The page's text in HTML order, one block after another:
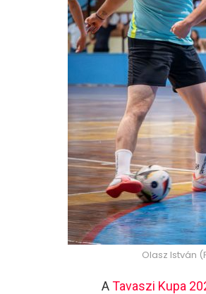
Olasz István
ATavaszi Kupa